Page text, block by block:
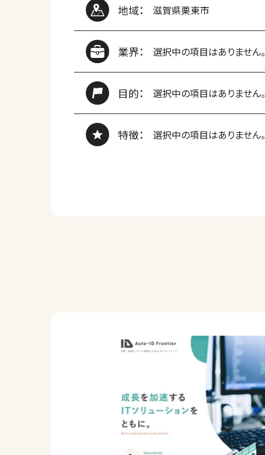
地域： 滋賀県栗東市
業界： 選択中の項目はありません。
目的： 選択中の項目はありません。
特徴： 選択中の項目はありません。